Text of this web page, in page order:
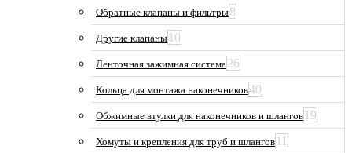
Обратные клапаны и фильтры8
Другие клапаны 10
Ленточная зажимная система26
Кольца для монтажа наконечников40
Обжимные втулки для наконечников и шлангов 19
Хомуты и крепления для труб и шлангов 11